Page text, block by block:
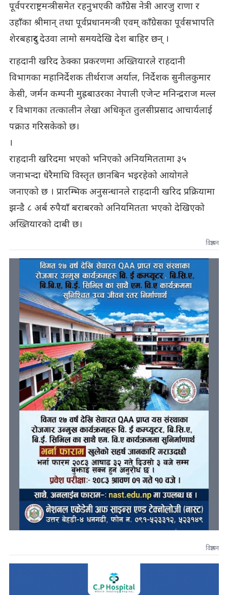
पूर्वपरराष्ट्रमन्त्रीसमेत रहनुभएकी काँग्रेस नेत्री आरजु राणा र
उहाँका श्रीमान् तथा पूर्वप्रधानमन्त्री एवम् काँग्रेसका पूर्वसभापति
शेरबहादुर देउवा लामो समयदेखि देश बाहिर छन् ।
राहदानी खरिद ठेक्का प्रकरणमा अख्तियारले राहदानी
विभागका महानिर्देशक तीर्थराज अर्याल, निर्देशक सुनीलकुमार
केसी, जर्मन कम्पनी मुह्रबाउरका नेपाली एजेन्ट मनिन्द्रराज मल्ल
र विभागका तत्कालीन लेखा अधिकृत तुलसीप्रसाद आचार्यलाई
पक्राउ गरिसकेको छ।
।
राहदानी खरिदमा भएको भनिएको अनियमिततामा ३५
जनाभन्दा धेरैमाथि विस्तृत छानबिन भइरहेको आयोगले
जनाएको छ । प्रारम्भिक अनुसन्धानले राहदानी खरिद प्रक्रियामा
झन्डै ८ अर्ब रुपैयाँ बराबरको अनियमितता भएको देखिएको
अख्तियारको दाबी छ।
विज्ञापन
विज्ञापन